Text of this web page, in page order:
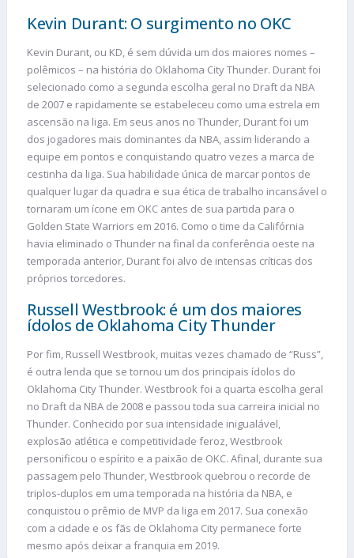
Kevin Durant: O surgimento no OKC
Kevin Durant, ou KD, é sem dúvida um dos maiores nomes –
polêmicos – na história do Oklahoma City Thunder. Durant foi
selecionado como a segunda escolha geral no Draft da NBA
de 2007 e rapidamente se estabeleceu como uma estrela em
ascensão na liga. Em seus anos no Thunder, Durant foi um
dos jogadores mais dominantes da NBA, assim liderando a
equipe em pontos e conquistando quatro vezes a marca de
cestinha da liga. Sua habilidade única de marcar pontos de
qualquer lugar da quadra e sua ética de trabalho incansável o
tornaram um ícone em OKC antes de sua partida para o
Golden State Warriors em 2016. Como o time da Califórnia
havia eliminado o Thunder na final da conferência oeste na
temporada anterior, Durant foi alvo de intensas críticas dos
próprios torcedores.
Russell Westbrook: é um dos maiores
ídolos de Oklahoma City Thunder
Por fim, Russell Westbrook, muitas vezes chamado de “Russ”,
é outra lenda que se tornou um dos principais ídolos do
Oklahoma City Thunder. Westbrook foi a quarta escolha geral
no Draft da NBA de 2008 e passou toda sua carreira inicial no
Thunder. Conhecido por sua intensidade inigualável,
explosão atlética e competitividade feroz, Westbrook
personificou o espírito e a paixão de OKC. Afinal, durante sua
passagem pelo Thunder, Westbrook quebrou o recorde de
triplos-duplos em uma temporada na história da NBA, e
conquistou o prêmio de MVP da liga em 2017. Sua conexão
com a cidade e os fãs de Oklahoma City permanece forte
mesmo após deixar a franquia em 2019.